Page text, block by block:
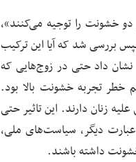
خشونت را توجیه می‌کنند»،
بررسی شد که آیا این ترکیب
نشان داد حتی در زوج‌هایی که
خطر تجربه خشونت بالا بود.
زنان دارند. این تاثیر حتی
دیگر، سیاست‌های ملی،
داشته باشند.